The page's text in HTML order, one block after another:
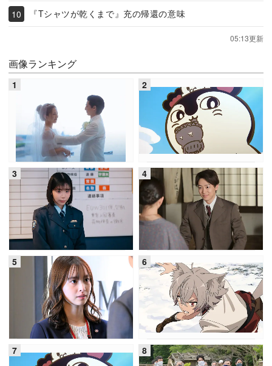
『Tシャツが乾くまで』充の帰還の意味
05:13更新
画像ランキング